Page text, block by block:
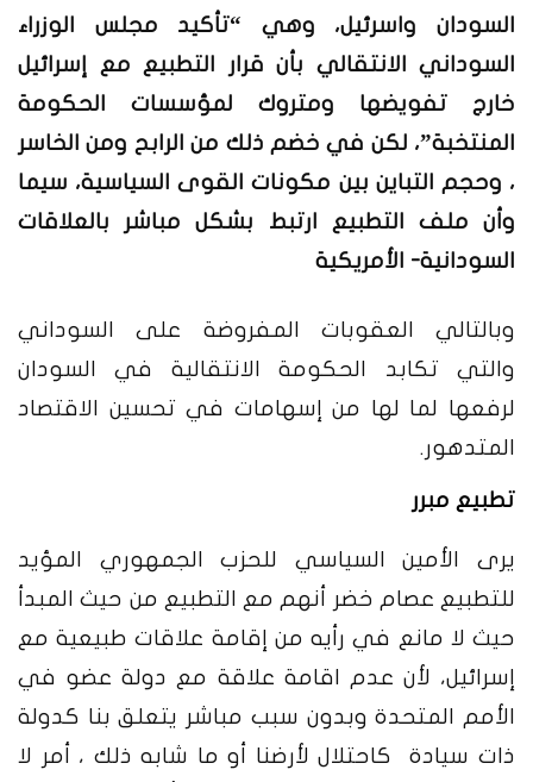
السودان واسرئيل، وهي “تأكيد مجلس الوزراء
السوداني الانتقالي بأن قرار التطبيع مع إسرائيل
خارج تفويضها ومتروك لمؤسسات الحكومة
المنتخبة”، لكن في خضم ذلك من الرابح ومن الخاسر
، وحجم التباين بين مكونات القوى السياسية، سيما
وأن ملف التطبيع ارتبط بشكل مباشر بالعلاقات
السودانية- الأمريكية
وبالتالي العقوبات المفروضة على السوداني
والتي تكابد الحكومة الانتقالية في السودان
لرفعها لما لها من إسهامات في تحسين الاقتصاد
المتدهور.
تطبيع مبرر
يرى الأمين السياسي للحزب الجمهوري المؤيد
للتطبيع عصام خضر أنهم مع التطبيع من حيث المبدأ
حيث لا مانع في رأيه من إقامة علاقات طبيعية مع
إسرائيل، لأن عدم اقامة علاقة مع دولة عضو في
الأمم المتحدة وبدون سبب مباشر يتعلق بنا كدولة
ذات سيادة كاحتلال لأرضنا أو ما شابه ذلك ، أمر لا